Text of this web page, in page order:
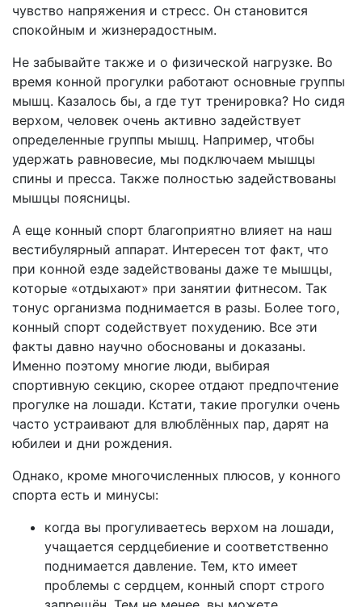
чувство напряжения и стресс. Он становится
спокойным и жизнерадостным.
Не забывайте также и о физической нагрузке. Во
время конной прогулки работают основные группы
мышц. Казалось бы, а где тут тренировка? Но сидя
верхом, человек очень активно задействует
определенные группы мышц. Например, чтобы
удержать равновесие, мы подключаем мышцы
спины и пресса. Также полностью задействованы
мышцы поясницы.
А еще конный спорт благоприятно влияет на наш
вестибулярный аппарат. Интересен тот факт, что
при конной езде задействованы даже те мышцы,
которые «отдыхают» при занятии фитнесом. Так
тонус организма поднимается в разы. Более того,
конный спорт содействует похудению. Все эти
факты давно научно обоснованы и доказаны.
Именно поэтому многие люди, выбирая
спортивную секцию, скорее отдают предпочтение
прогулке на лошади. Кстати, такие прогулки очень
часто устраивают для влюблённых пар, дарят на
юбилеи и дни рождения.
Однако, кроме многочисленных плюсов, у конного
спорта есть и минусы:
когда вы прогуливаетесь верхом на лошади,
учащается сердцебиение и соответственно
поднимается давление. Тем, кто имеет
проблемы с сердцем, конный спорт строго